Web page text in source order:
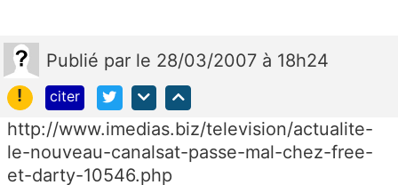
Publié par le 28/03/2007 à 18h24
!
citer
http://www.imedias.biz/television/actualite-
le-nouveau-canalsat-passe-mal-chez-free-
et-darty-10546.php